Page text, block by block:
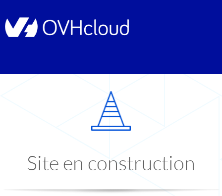
Site en construction